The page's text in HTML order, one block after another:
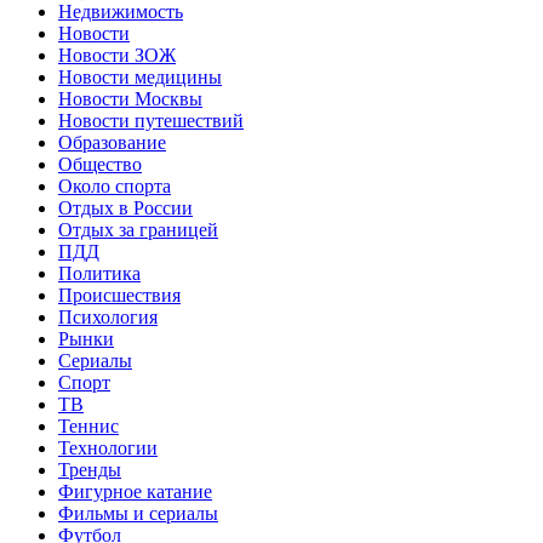
Недвижимость
Новости
Новости ЗОЖ
Новости медицины
Новости Москвы
Новости путешествий
Образование
Общество
Около спорта
Отдых в России
Отдых за границей
ПДД
Политика
Происшествия
Психология
Рынки
Сериалы
Спорт
ТВ
Теннис
Технологии
Тренды
Фигурное катание
Фильмы и сериалы
Футбол